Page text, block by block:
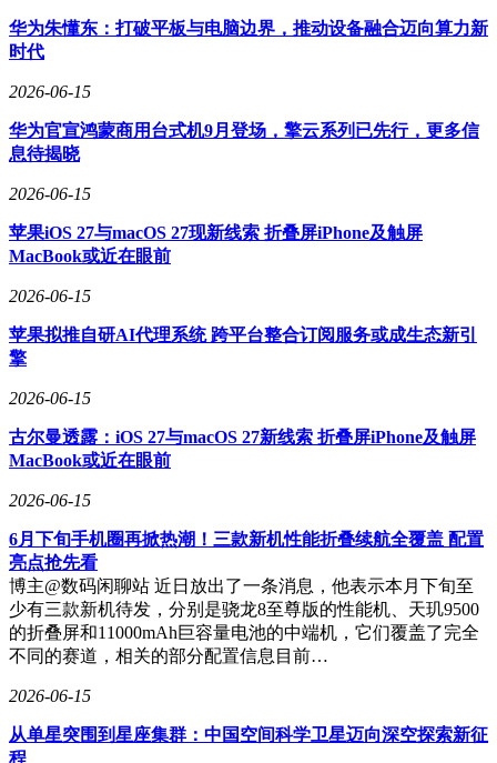
华为朱懂东：打破平板与电脑边界，推动设备融合迈向算力新
时代
2026-06-15
华为官宣鸿蒙商用台式机9月登场，擎云系列已先行，更多信
息待揭晓
2026-06-15
苹果iOS 27与macOS 27现新线索 折叠屏iPhone及触屏
MacBook或近在眼前
2026-06-15
苹果拟推自研AI代理系统 跨平台整合订阅服务或成生态新引
擎
2026-06-15
古尔曼透露：iOS 27与macOS 27新线索 折叠屏iPhone及触屏
MacBook或近在眼前
2026-06-15
6月下旬手机圈再掀热潮！三款新机性能折叠续航全覆盖 配置
亮点抢先看
博主@数码闲聊站 近日放出了一条消息，他表示本月下旬至
少有三款新机待发，分别是骁龙8至尊版的性能机、天玑9500
的折叠屏和11000mAh巨容量电池的中端机，它们覆盖了完全
不同的赛道，相关的部分配置信息目前…
2026-06-15
从单星突围到星座集群：中国空间科学卫星迈向深空探索新征
程